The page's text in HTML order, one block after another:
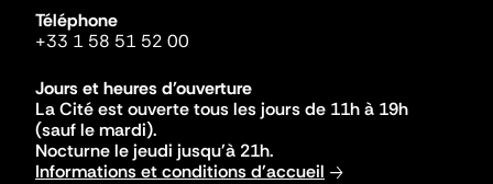
Téléphone
+33 1 58 51 52 00
Jours et heures d'ouverture
La Cité est ouverte tous les jours de 11h à 19h
(sauf le mardi).
Nocturne le jeudi jusqu'à 21h.
Informations et conditions d'accueil